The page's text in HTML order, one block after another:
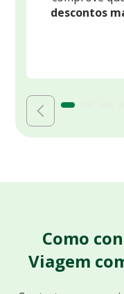
descontos
Como
Viagem